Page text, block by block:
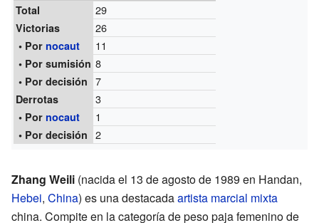
Total
29
Victorias 26
• Por nocaut 11
• Por sumisión 8
• Por decisión 7
Derrotas 3
• Por nocaut 1
• Por decisión 2
Zhang Weili (nacida el 13 de agosto de 1989 en Handan,
Hebei, China) es una destacadaartista marcial mixta
china. Compite en la categoría de peso paja femenino de